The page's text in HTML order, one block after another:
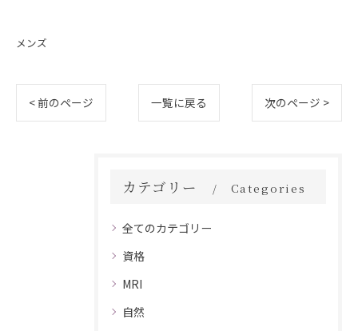
メンズ
< 前のページ 一覧に戻る 次のページ >
カテゴリー Categories
全てのカテゴリー
資格
MRI
自然